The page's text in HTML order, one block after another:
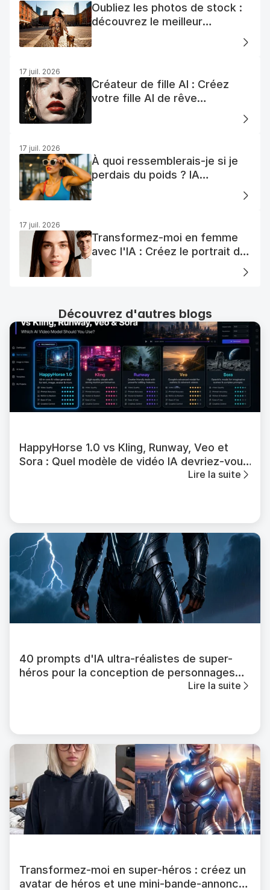
Oubliez les photos de stock :
découvrez le meilleur
17 juil. 2026
Créateur de fille AI : Créez
votre fille AI de rêve
17 juil. 2026
À quoi ressemblerais-je si je
perdais du poids ? IA
17 juil. 2026
Transformez-moi en femme
avec l'IA : Créez le portrait de
Découvrez d'autres blogs
HappyHorse 1.0 vs Kling, Runway, Veo et
Sora : Quel modèle de vidéo IA devriez-vous
Lire la suite
40 prompts d'IA ultra-réalistes de super-
héros pour la conception de personnages
Lire la suite
Transformez-moi en super-héros : créez un
avatar de héros et une mini-bande-annonce